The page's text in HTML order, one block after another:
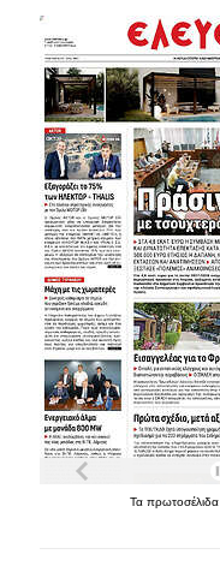
Τα πρωτοσέλιδα